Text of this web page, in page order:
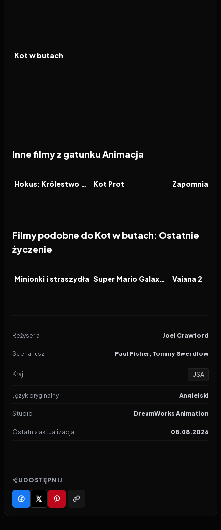
FILM
Kot w butach
Inne filmy z gatunku Animacja
FILM Hokus: Królestwo magii FILM
Kot Prot FILM
Zapomniana
Filmy podobne do Kot w butach: Ostatnie
życzenie
FILM
Minionki i straszydła FILM Super Mario Galaxy Film FILM
Vaiana 2
Reżyseria Joel Crawford
Scenariusz Paul Fisher, Tommy Swerdlow
Kraj USA
Język oryginalny Angielski
Studio DreamWorks Animation
Ostatnia aktualizacja 08.08.2026
UDOSTĘPNIJ